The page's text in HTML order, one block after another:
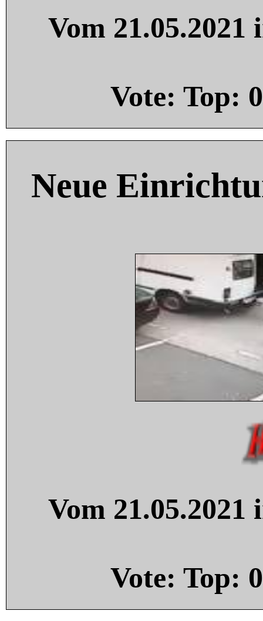
Vom
Vote: Top: 0
Neue
Vom
Vote: Top: 0